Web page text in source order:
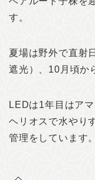
す。
夏場は野外で直射
遮光）、10月頃か
LEDは1年目はア
ヘリオスで水やり
管理をしています。